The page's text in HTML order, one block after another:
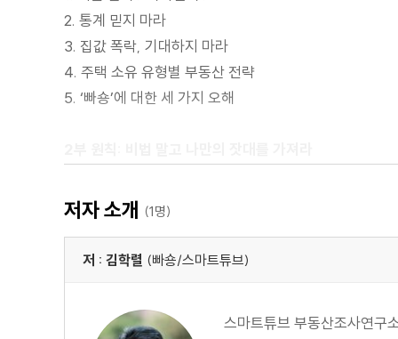
2. 통계 믿지 마라
3. 집값 폭락, 기대하지 마라
4. 주택 소유 유형별 부동산 전략
5. ‘빠숑’에 대한 세 가지 오해
1. 중요한 건 나만의 기준
3. 팔 수 없으면 사지 마라
3부 선택: 네 가지만 보면 된다
저자 소개 (1명)
저 : 김학렬 (빠숑/스마트튜브)
스마트튜브 부동산조사연구